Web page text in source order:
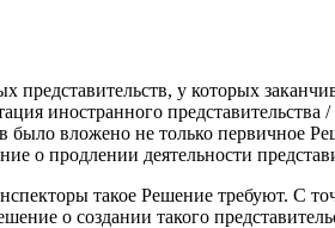
у которых
иностранного
вложено не только первичное
о продлении деятельности
такое Решение требуют. С
о создании такого